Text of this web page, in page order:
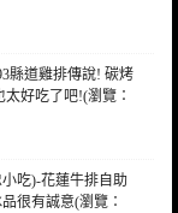
縣道雞排傳說! 碳烤
好吃了吧!(瀏覽：
吃)-花蓮牛排自助
很有誠意(瀏覽：